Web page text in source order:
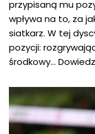
przypisaną mu
wpływa na to, za
siatkarz. W tej
pozycji:
środkowy…